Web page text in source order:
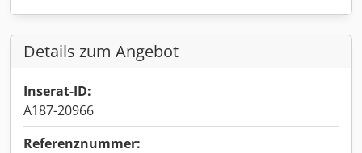
Details zum Angebot
Inserat-ID:
A187-20966
Referenznummer: